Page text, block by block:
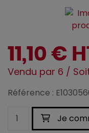
11,10 €
Vendu par 6 /
Référence :
Je